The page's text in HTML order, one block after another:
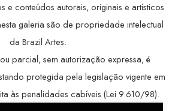
e conteúdos autorais, originais e artísticos
galeria são de propriedade intelectual
da Brazil Artes.
parcial, sem autorização expressa, é
protegida pela legislação vigente em
às penalidades cabíveis (Lei 9.610/98).